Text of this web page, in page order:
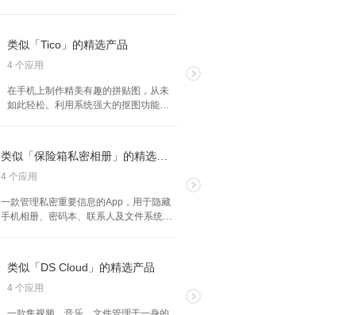
类似「Tico」的精选产品
4 个应用
在手机上制作精美有趣的拼贴图，从未
如此轻松。利用系统强大的抠图功能，
独树一帜的图片快速呈现。
4 个应用
一款管理私密重要信息的App，用于隐藏
手机相册、密码本、联系人及文件系统，
联网，确保数据安全。
类似「DS Cloud」的精选产品
4 个应用